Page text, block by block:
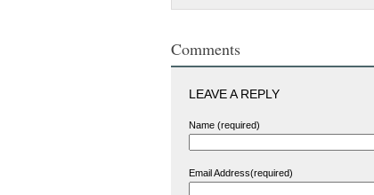
Comments
LEAVE A REPLY
Name (required)
Email Address(required)